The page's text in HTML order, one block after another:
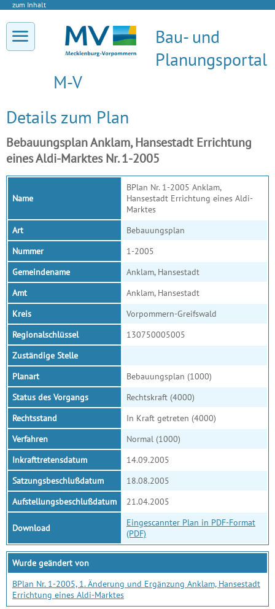
zum Inhalt
Bau- und
Planungsportal
M-V
Details zum Plan
Bebauungsplan Anklam, Hansestadt Errichtung
eines Aldi-Marktes Nr. 1-2005
Name
BPlan Nr. 1-2005 Anklam,
Hansestadt Errichtung eines Aldi-
Marktes
Art
Bebauungsplan
Nummer
1-2005
Gemeindename
Anklam, Hansestadt
Amt
Anklam, Hansestadt
Kreis
Vorpommern-Greifswald
Regionalschlüssel
130750005005
Zuständige Stelle
Planart
Bebauungsplan (1000)
Status des Vorgangs
Rechtskraft (4000)
Rechtsstand
In Kraft getreten (4000)
Verfahren
Normal (1000)
Inkrafttretensdatum
14.09.2005
Satzungsbeschlußdatum
18.08.2005
Aufstellungsbeschlußdatum
21.04.2005
Download
Eingescannter Plan in PDF-Format
(PDF)
Wurde geändert von
BPlan Nr. 1-2005, 1. Änderung und Ergänzung Anklam, Hansestadt
Errichtung eines Aldi-Marktes